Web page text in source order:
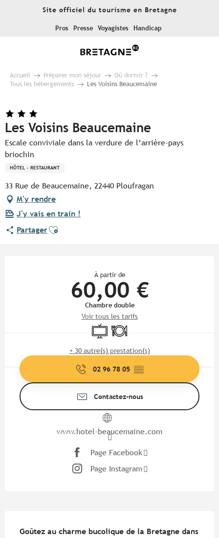
Site officiel du tourisme en Bretagne
Pros Presse Voyagistes Handicap
Accueil Préparer mon séjour
Où dormir ?
Tous les hébergements
Les Voisins Beaucemaine
Les Voisins Beaucemaine
Escale conviviale dans la verdure de l’arrière-pays
briochin
HÔTEL - RESTAURANT
33 Rue de Beaucemaine, 22440 Ploufragan
M'y rendre
J'y vais en train !
PartagerAjouter aux favoris
À partir de
60,00 €
Chambre double
Voir tous les tarifs
TélévisionRestaurant
+ 30 autre(s) prestation(s)
02 96 78 05 ▒▒
Contactez-nous
www.hotel-beaucemaine.com
Page Facebook
Page Instagram
Goûtez au charme bucolique de la Bretagne dans